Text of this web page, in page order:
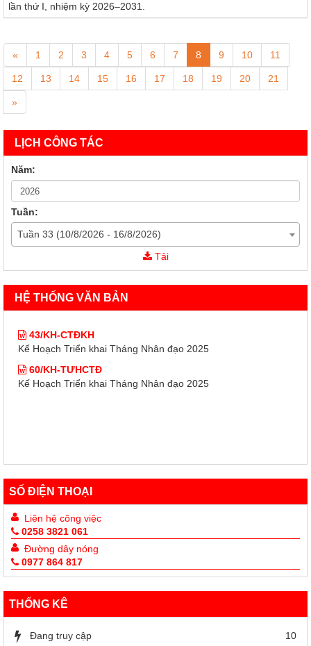
lần thứ I, nhiệm kỳ 2026–2031.
« 1 2 3 4 5 6 7 8 9 10 11
12 13 14 15 16 17 18 19 20 21
»
LỊCH CÔNG TÁC
Năm:
Tuần:
Tuần 33 (10/8/2026 - 16/8/2026)
Tải
HỆ THỐNG VĂN BẢN
Kế Hoạch Triển khai Tháng Nhân đạo 2025
60/KH-TƯHCTĐ
Kế Hoạch Triển khai Tháng Nhân đạo 2025
43/KH-CTĐKH
Kế Hoạch Triển khai Tháng Nhân đạo 2025
60/KH-TƯHCTĐ
Kế Hoạch Triển khai Tháng Nhân đạo 2025
SỐ ĐIỆN THOẠI
Liên hệ công việc
0258 3821 061
Đường dây nóng
0977 864 817
THỐNG KÊ
Đang truy cập 10